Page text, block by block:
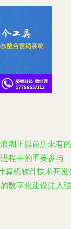
潮正以前所未有的
程中的重要参与
算机软件技术开发
数字化建设注入强